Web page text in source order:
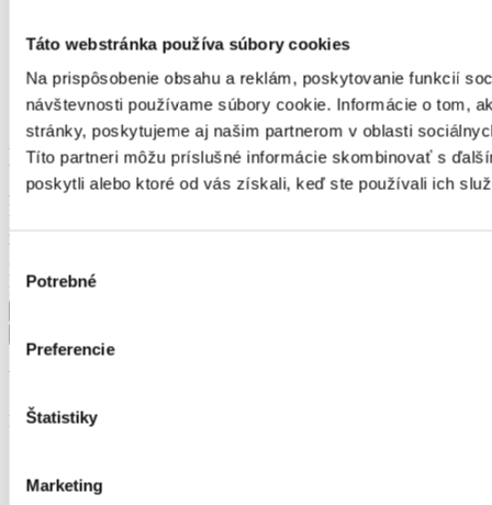
Táto webstránka používa súbory cookies
Na prispôsobenie obsahu a reklám, poskytovanie funkcií
návštevnosti používame súbory cookie. Informácie o tom,
stránky, poskytujeme aj našim partnerom v oblasti
Títo partneri môžu príslušné informácie skombinovať s
poskytli alebo ktoré od vás získali, keď ste používali ich
Výber
súhlasu
Potrebné
Preferencie
Štatistiky
Marketing
Poľnohospodárstvo a lesníctvo
Strojárstvo
Ostatné
Kvalita a kontrola kvality
úväzok
Vhodné pre
Ako dlho tu ponuka je
Mzda
Výhody
KĽÚČOVÉ SLOVO
firma
Upresniť výsledok
Lokalita